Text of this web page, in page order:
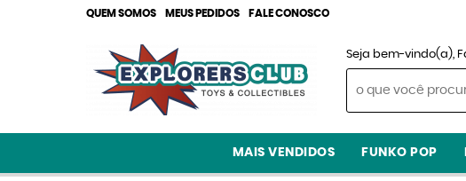
QUEM SOMOS MEUS PEDIDOS FALE CONOSCO
Seja bem-vindo(a),
MAIS VENDIDOS FUNKO POP